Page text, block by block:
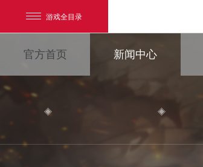
游戏全目录
官方首页 新闻中心